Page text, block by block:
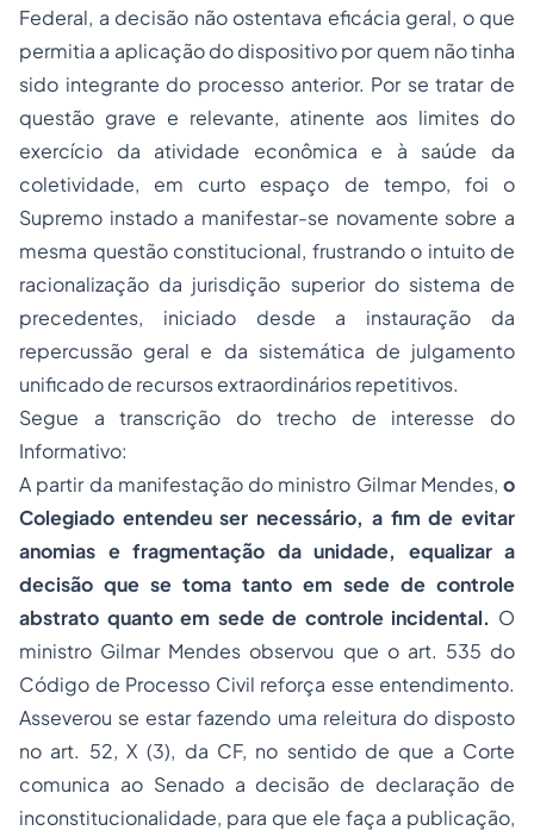
Federal, a decisão não ostentava eficácia geral, o que
permitia a aplicação do dispositivo por quem não tinha
sido integrante do processo anterior. Por se tratar de
questão grave e relevante, atinente aos limites do
exercício da atividade econômica e à saúde da
coletividade, em curto espaço de tempo, foi o
Supremo instado a manifestar-se novamente sobre a
mesma questão constitucional, frustrando o intuito de
racionalização da jurisdição superior do sistema de
precedentes, iniciado desde a instauração da
repercussão geral e da sistemática de julgamento
unificado de recursos extraordinários repetitivos.
Segue a transcrição do trecho de interesse do
Informativo:
A partir da manifestação do ministro Gilmar Mendes, o
Colegiado entendeu ser necessário, a fim de evitar
anomias e fragmentação da unidade, equalizar a
decisão que se toma tanto em sede de controle
abstrato quanto em sede de controle incidental. O
ministro Gilmar Mendes observou que o art. 535 do
Código de Processo Civil reforça esse entendimento.
Asseverou se estar fazendo uma releitura do disposto
no art. 52, X (3), da CF, no sentido de que a Corte
comunica ao Senado a decisão de declaração de
inconstitucionalidade, para que ele faça a publicação,